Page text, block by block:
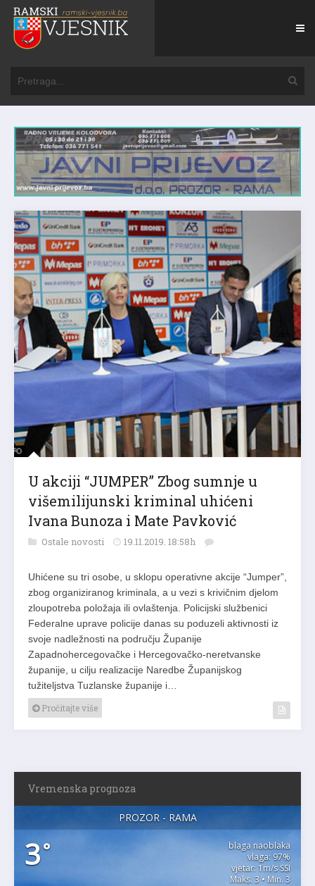
U akciji “JUMPER” Zbog sumnje u
višemilijunski kriminal uhićeni
Ivana Bunoza i Mate Pavković
Ostale novosti 19.11.2019. 18:58h
Uhićene su tri osobe, u sklopu operativne akcije “Jumper”,
zbog organiziranog kriminala, a u vezi s krivičnim djelom
zloupotreba položaja ili ovlaštenja. Policijski službenici
Federalne uprave policije danas su poduzeli aktivnosti iz
svoje nadležnosti na području Županije
Zapadnohercegovačke i Hercegovačko-neretvanske
županije, u cilju realizacije Naredbe Županijskog
tužiteljstva Tuzlanske županije i…
Pročitajte više
Vremenska prognoza
PROZOR - RAMA
3°
blaga naoblaka
vlaga: 97%
vjetar: 1m/s SSI
Maks. 3 • Min. 3